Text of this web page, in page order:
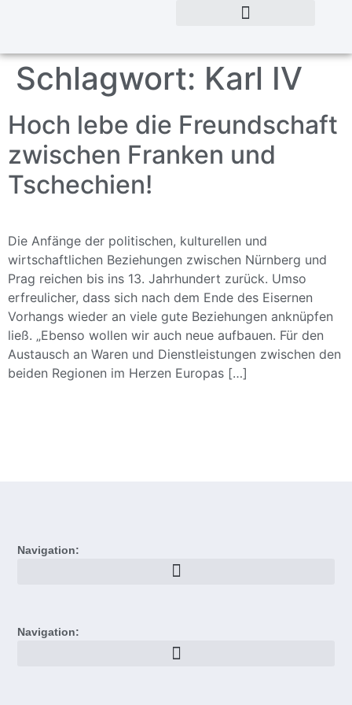
Schlagwort: Karl IV
Hoch lebe die Freundschaft
zwischen Franken und
Tschechien!
Die Anfänge der politischen, kulturellen und
wirtschaftlichen Beziehungen zwischen Nürnberg und
Prag reichen bis ins 13. Jahrhundert zurück. Umso
erfreulicher, dass sich nach dem Ende des Eisernen
Vorhangs wieder an viele gute Beziehungen anknüpfen
ließ. „Ebenso wollen wir auch neue aufbauen. Für den
Austausch an Waren und Dienstleistungen zwischen den
beiden Regionen im Herzen Europas […]
Navigation:
Navigation: